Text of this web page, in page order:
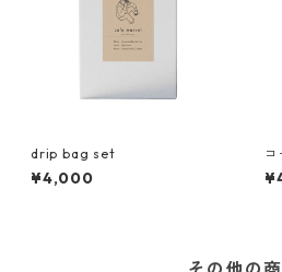
drip bag set
¥4,000
】